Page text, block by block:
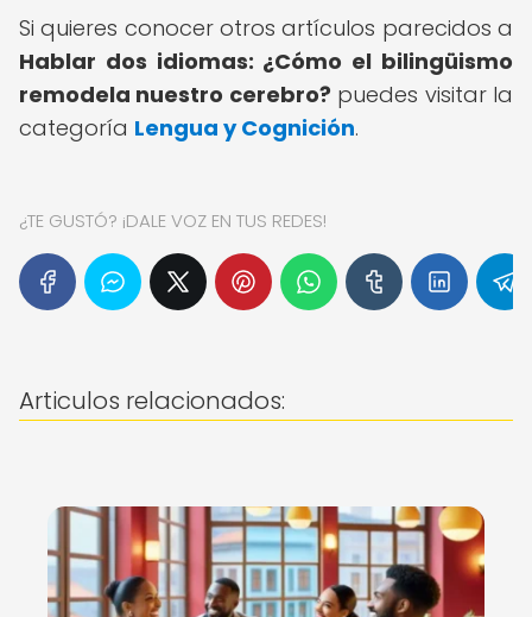
Si quieres conocer otros artículos parecidos a
Hablar dos idiomas: ¿Cómo el bilingüismo
remodela nuestro cerebro? puedes visitar la
categoría Lengua y Cognición.
¿TE GUSTÓ? ¡DALE VOZ EN TUS REDES!
Articulos relacionados: